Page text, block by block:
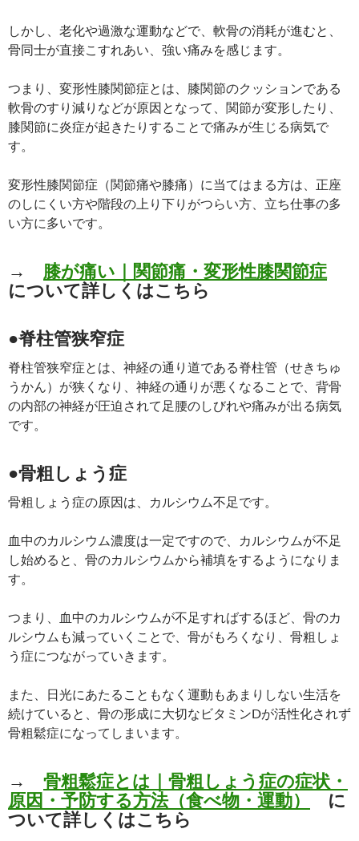
しかし、老化や過激な運動などで、軟骨の消耗が進むと、
骨同士が直接こすれあい、強い痛みを感じます。
つまり、変形性膝関節症とは、膝関節のクッションである
軟骨のすり減りなどが原因となって、関節が変形したり、
膝関節に炎症が起きたりすることで痛みが生じる病気で
す。
変形性膝関節症（関節痛や膝痛）に当てはまる方は、正座
のしにくい方や階段の上り下りがつらい方、立ち仕事の多
い方に多いです。
→ 膝が痛い｜関節痛・変形性膝関節症
について詳しくはこちら
●脊柱管狭窄症
脊柱管狭窄症とは、神経の通り道である脊柱管（せきちゅ
うかん）が狭くなり、神経の通りが悪くなることで、背骨
の内部の神経が圧迫されて足腰のしびれや痛みが出る病気
です。
●骨粗しょう症
骨粗しょう症の原因は、カルシウム不足です。
血中のカルシウム濃度は一定ですので、カルシウムが不足
し始めると、骨のカルシウムから補填をするようになりま
す。
つまり、血中のカルシウムが不足すればするほど、骨のカ
ルシウムも減っていくことで、骨がもろくなり、骨粗しょ
う症につながっていきます。
また、日光にあたることもなく運動もあまりしない生活を
続けていると、骨の形成に大切なビタミンDが活性化されず
骨粗鬆症になってしまいます。
→ 骨粗鬆症とは｜骨粗しょう症の症状・
原因・予防する方法（食べ物・運動）
に
ついて詳しくはこちら